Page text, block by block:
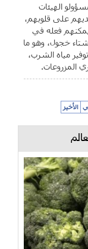
الهيئات
على قلوبهم،
فعله في
خجول، وهو ما
مياه الشرب،
المزروعات.
الأخير